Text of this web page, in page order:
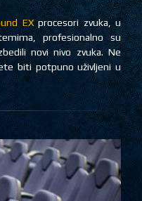
EXprocesori zvuka, u
profesionalno su
novi nivo zvuka. Ne
biti potpuno uživljeni u